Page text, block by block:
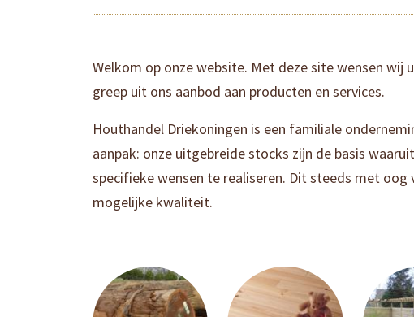
Welkom op onze website. Met deze site wensen wij
greep uit ons aanbod aan producten en services.
Houthandel Driekoningen is een familiale
aanpak: onze uitgebreide stocks zijn de basis
specifieke wensen te realiseren. Dit steeds met oog
mogelijke kwaliteit.